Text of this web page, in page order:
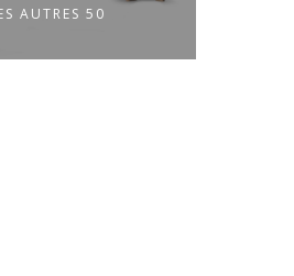
AUTRES 50